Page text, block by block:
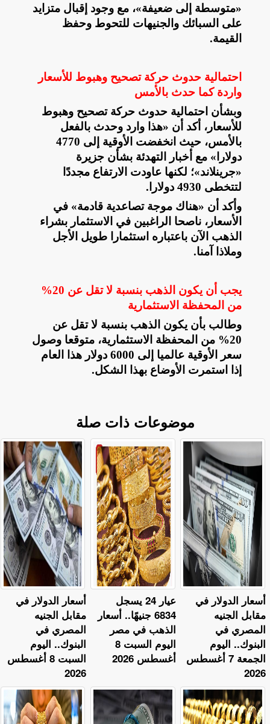
«متوسطة إلى ضعيفة»، مع وجود إقبال متزايد
على السبائك والجنيهات للتحوط وحفظ
القيمة.
احتمالية حدوث حركة تصحيح وهبوط للأسعار
واردة كما حدث بالأمس
وبشأن احتمالية حدوث حركة تصحيح وهبوط
للأسعار، أكد أن «هذا وارد وحدث بالفعل
بالأمس، حيث انخفضت الأوقية إلى 4770
دولارا» مع أخبار التهدئة بشأن جزيرة
«جرينلاند»؛ لكنها عاودت الارتفاع مجددًا
لتتخطى 4930 دولارا
.
وأكد أن «هناك موجة تصاعدية قادمة» في
الأسعار، ناصحا الراغبين في الاستثمار بشراء
الذهب الآن باعتباره استثمارا طويل الأجل
وملاذا آمنا.
يجب أن يكون الذهب بنسبة لا تقل عن 20%
من المحفظة الاستثمارية
وطالب بأن يكون الذهب بنسبة لا تقل عن
20% من المحفظة الاستثمارية، متوقعا وصول
سعر الأوقية عالميا إلى 6000 دولار هذا العام
إذا استمرت الأوضاع بهذا الشكل.
موضوعات ذات صلة
أسعار الدولار في
مقابل الجنيه
المصري في
البنوك.. اليوم
السبت 8 أغسطس
2026
عيار 24 يسجل
6834 جنيهًا.. أسعار
الذهب في مصر
اليوم السبت 8
أغسطس 2026
أسعار الدولار في
مقابل الجنيه
المصري في
البنوك.. اليوم
الجمعة 7 أغسطس
2026